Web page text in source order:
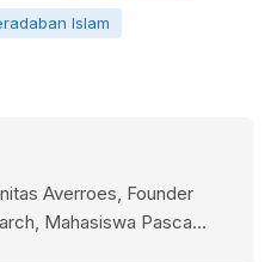
Islam
Averroes, Founder
Mahasiswa Pasca